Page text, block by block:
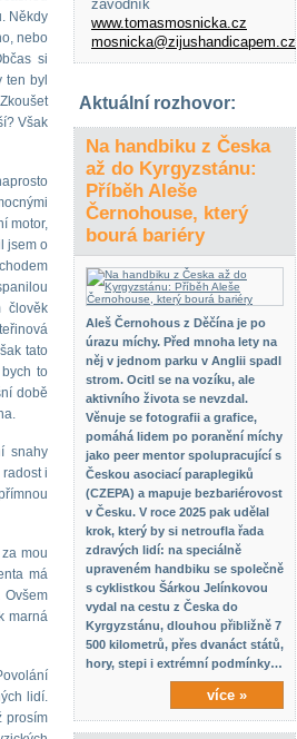
Někdy
nebo
si
ten byl
Však
motor,
jsem o
člověk
tato
to
době
snahy
i
mou
má
Ovšem
marná
lidí.
prosím
závodník
www.tomasmosnicka.cz
mosnicka@zijushandicapem.cz
Aktuální rozhovor:
Na handbiku z Česka
až do Kyrgyzstánu:
Příběh Aleše
Černohouse, který
bourá bariéry
Aleš Černohous z Děčína je po
úrazu míchy. Před mnoha lety na
něj v jednom parku v Anglii spadl
strom. Ocitl se na vozíku, ale
aktivního života se nevzdal.
Věnuje se fotografii a grafice,
pomáhá lidem po poranění míchy
jako peer mentor spolupracující s
Českou asociací paraplegiků
(CZEPA) a mapuje bezbariérovost
v Česku. V roce 2025 pak udělal
krok, který by si netroufla řada
zdravých lidí: na speciálně
upraveném handbiku se společně
s cyklistkou Šárkou Jelínkovou
vydal na cestu z Česka do
Kyrgyzstánu, dlouhou přibližně 7
500 kilometrů, přes dvanáct států,
hory, stepi i extrémní podmínky…
více »